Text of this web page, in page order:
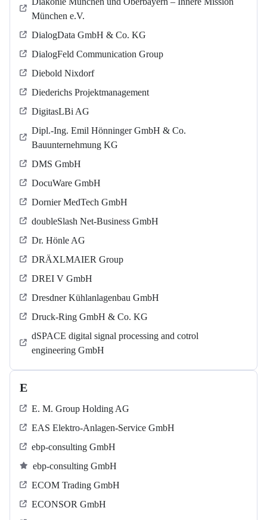
München e.V.
DialogData GmbH & Co. KG
DialogFeld Communication Group
Diebold Nixdorf
Diederichs Projektmanagement
DigitasLBi AG
Dipl.-Ing. Emil Hönninger GmbH & Co.
Bauunternehmung KG
DMS GmbH
DocuWare GmbH
Dornier MedTech GmbH
doubleSlash Net-Business GmbH
Dr. Hönle AG
DRÄXLMAIER Group
DREI V GmbH
Dresdner Kühlanlagenbau GmbH
Druck-Ring GmbH & Co. KG
dSPACE digital signal processing and cotrol
engineering GmbH
E
E. M. Group Holding AG
EAS Elektro-Anlagen-Service GmbH
ebp-consulting GmbH
ebp-consulting GmbH
ECOM Trading GmbH
ECONSOR GmbH